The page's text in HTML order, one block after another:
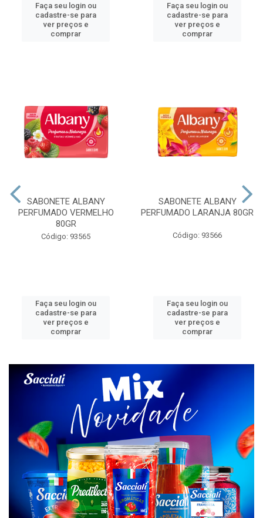
Faça seu login ou
cadastre-se para
ver preços e
comprar
Faça seu login ou
cadastre-se para
ver preços e
comprar
SABONETE ALBANY
PERFUMADO VERMELHO
80GR
Código: 93565
Faça seu login ou
cadastre-se para
ver preços e
comprar
SABONETE ALBANY
PERFUMADO LARANJA 80GR
Código: 93566
Faça seu login ou
cadastre-se para
ver preços e
comprar